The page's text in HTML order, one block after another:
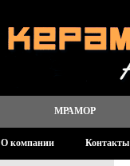
МРАМОР
О компании Контакты